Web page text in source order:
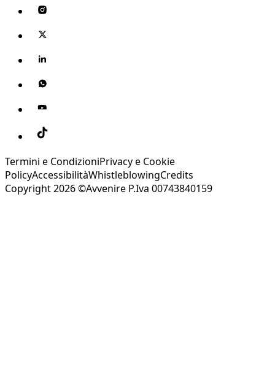
Termini e CondizioniPrivacy e Cookie
PolicyAccessibilitàWhistleblowingCredits
Copyright 2026 ©Avvenire P.Iva 00743840159